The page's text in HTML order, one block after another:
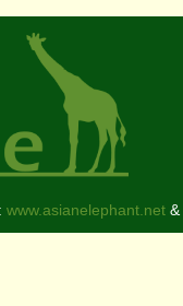
www.asianelephant.net&